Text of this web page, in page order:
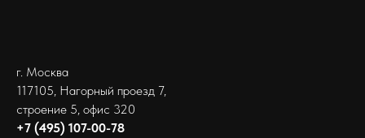
г. Москва
117105, Нагорный проезд 7,
строение 5, офис 320
+7 (495) 107-00-78